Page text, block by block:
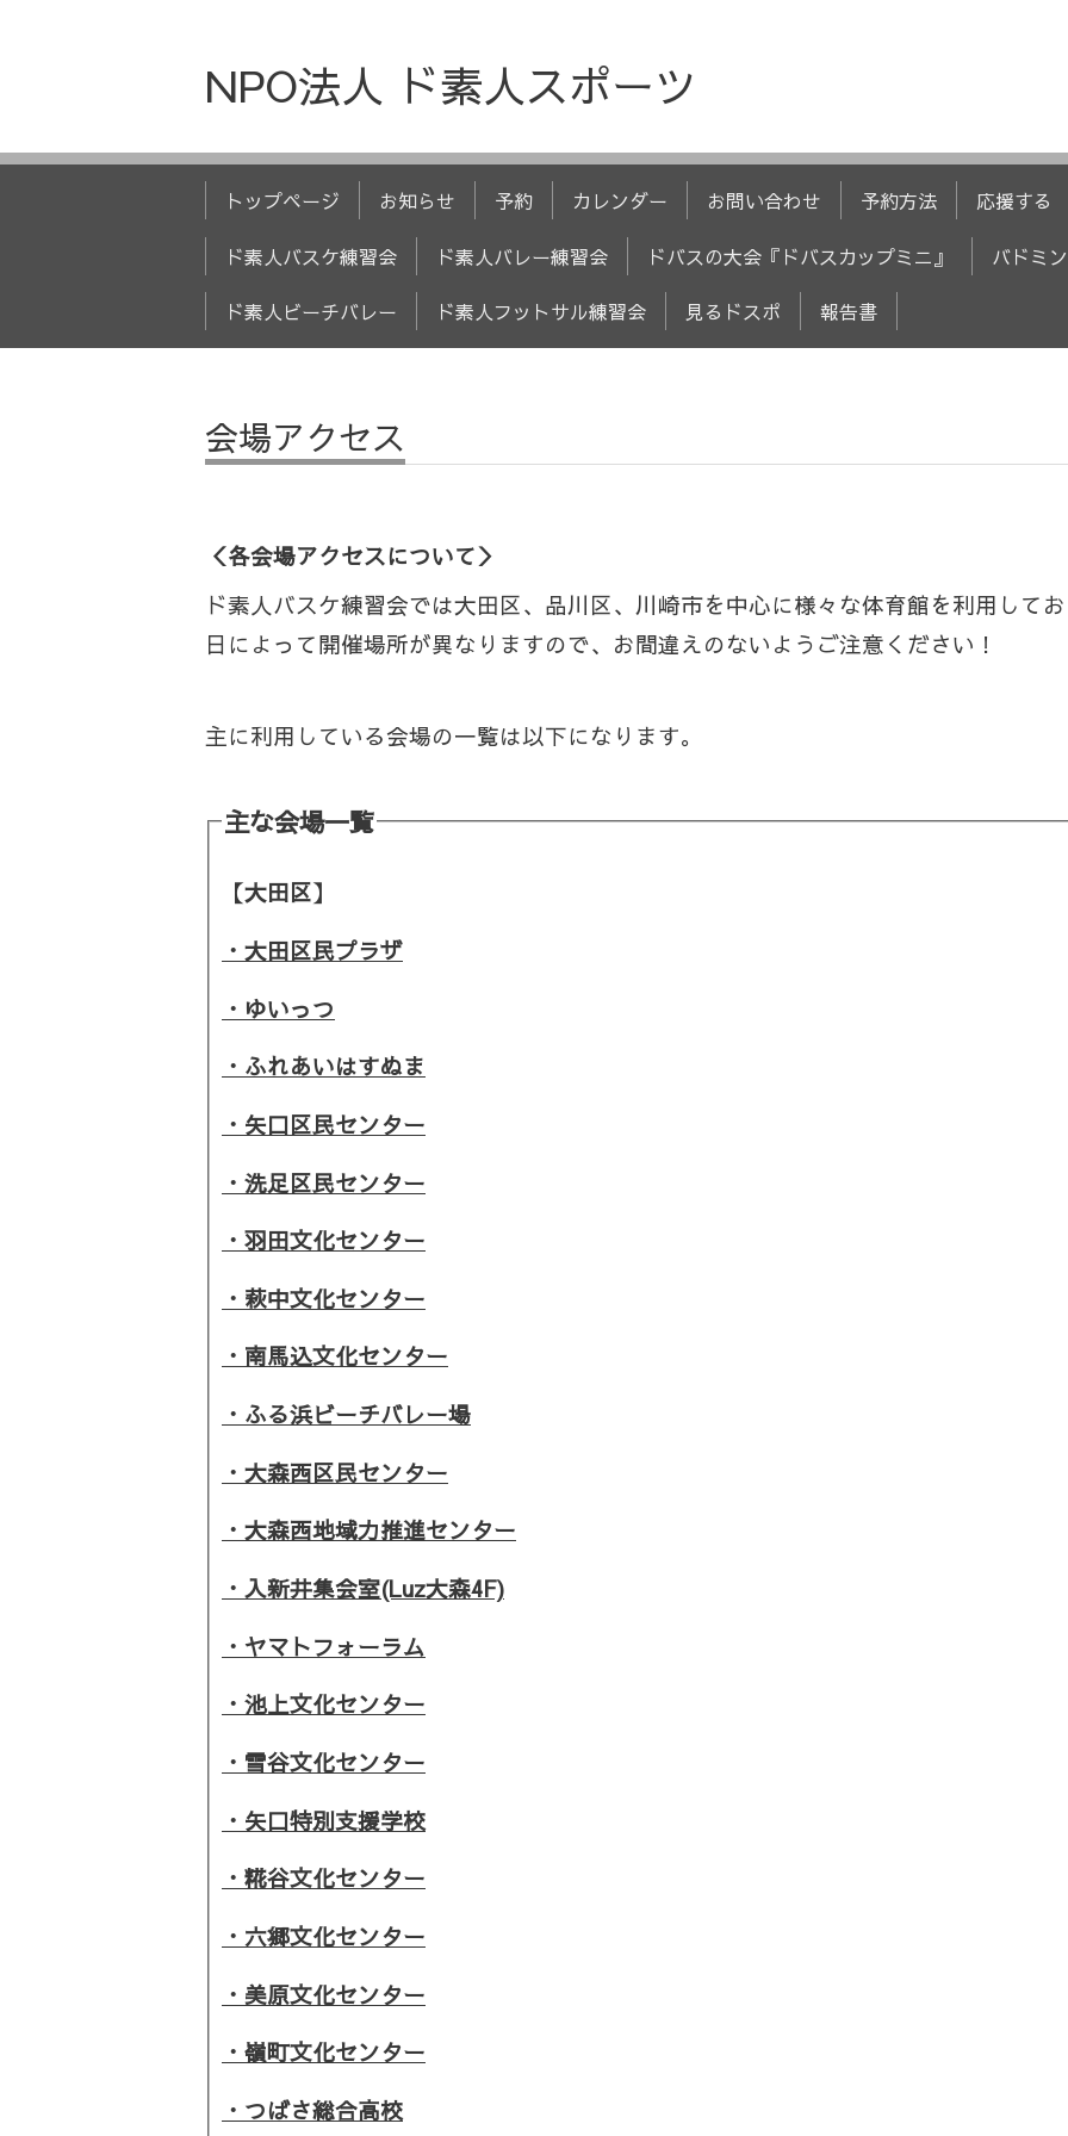
NPO法人 ド素人スポーツ
トップページ お知らせ 予約 カレンダー お問い合わせ 予約方法 応援する
ド素人バスケ練習会 ド素人バレー練習会 ドバスの大会『ドバスカップミニ』 バドミ
ド素人ビーチバレー ド素人フットサル練習会 見るドスポ 報告書
会場アクセス
＜各会場アクセスについて＞
ド素人バスケ練習会では大田区、品川区、川崎市を中心に様々な体育館を利用して
日によって開催場所が異なりますので、お間違えのないようご注意ください！
主に利用している会場の一覧は以下になります。
主な会場一覧
【大田区】
・大田区民プラザ
・ゆいっつ
・ふれあいはすぬま
・矢口区民センター
・洗足区民センター
・羽田文化センター
・萩中文化センター
・南馬込文化センター
・ふる浜ビーチバレー場
・大森西区民センター
・大森西地域力推進センター
・入新井集会室(Luz大森4F)
・ヤマトフォーラム
・池上文化センター
・雪谷文化センター
・矢口特別支援学校
・糀谷文化センター
・六郷文化センター
・美原文化センター
・嶺町文化センター
・つばさ総合高校